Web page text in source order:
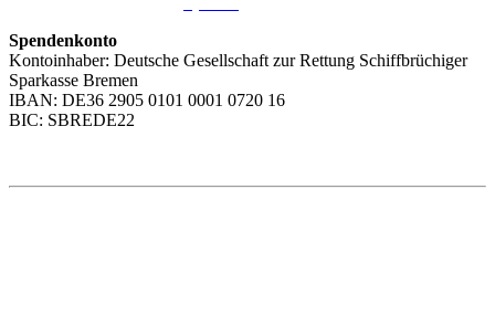
Spendenkonto
Kontoinhaber: Deutsche Gesellschaft zur Rettung Schiffbrüchiger
Sparkasse Bremen
IBAN: DE36 2905 0101 0001 0720 16
BIC: SBREDE22